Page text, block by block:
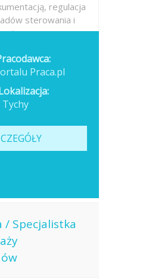
regulacja
sterowania i
dzisiaj
Praca.pl
Tychy
/ Specjalistka